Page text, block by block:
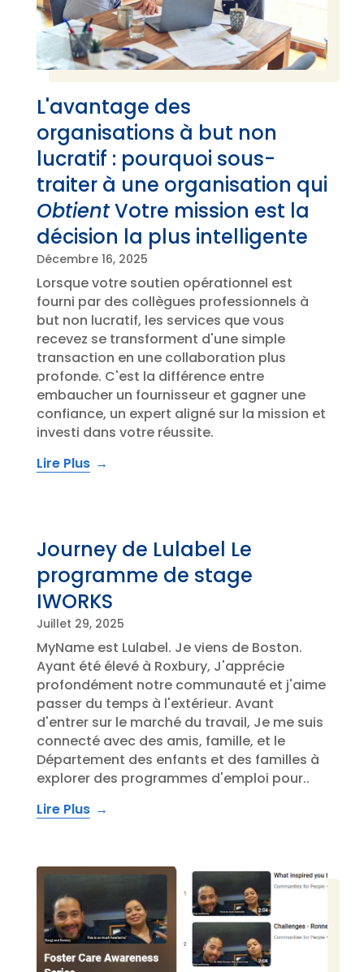
L'avantage des
organisations à but non
lucratif : pourquoi sous-
traiter à une organisation qui
ObtientVotre mission est la
décision la plus intelligente
Décembre 16, 2025
Lorsque votre soutien opérationnel est
fourni par des collègues professionnels à
but non lucratif, les services que vous
recevez se transforment d'une simple
transaction en une collaboration plus
profonde. C'est la différence entre
embaucher un fournisseur et gagner une
confiance, un expert aligné sur la mission et
investi dans votre réussite.
Lire Plus
Journey de Lulabel Le
programme de stage
IWORKS
Juillet 29, 2025
MyName est Lulabel. Je viens de Boston.
Ayant été élevé à Roxbury, J'apprécie
profondément notre communauté et j'aime
passer du temps à l'extérieur. Avant
d'entrer sur le marché du travail, Je me suis
connecté avec des amis, famille, et le
Département des enfants et des familles à
explorer des programmes d'emploi pour..
Lire Plus